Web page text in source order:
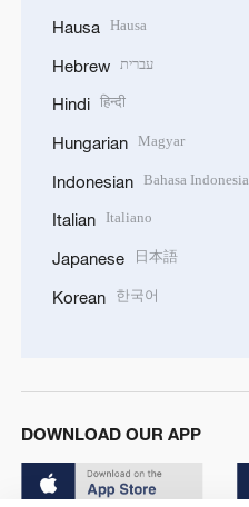
Hausa Hausa
Hebrew עברית
Hindi हिन्दी
Hungarian Magyar
Indonesian Bahasa Indonesia
Italian Italiano
Japanese 日本語
Korean 한국어
DOWNLOAD OUR APP